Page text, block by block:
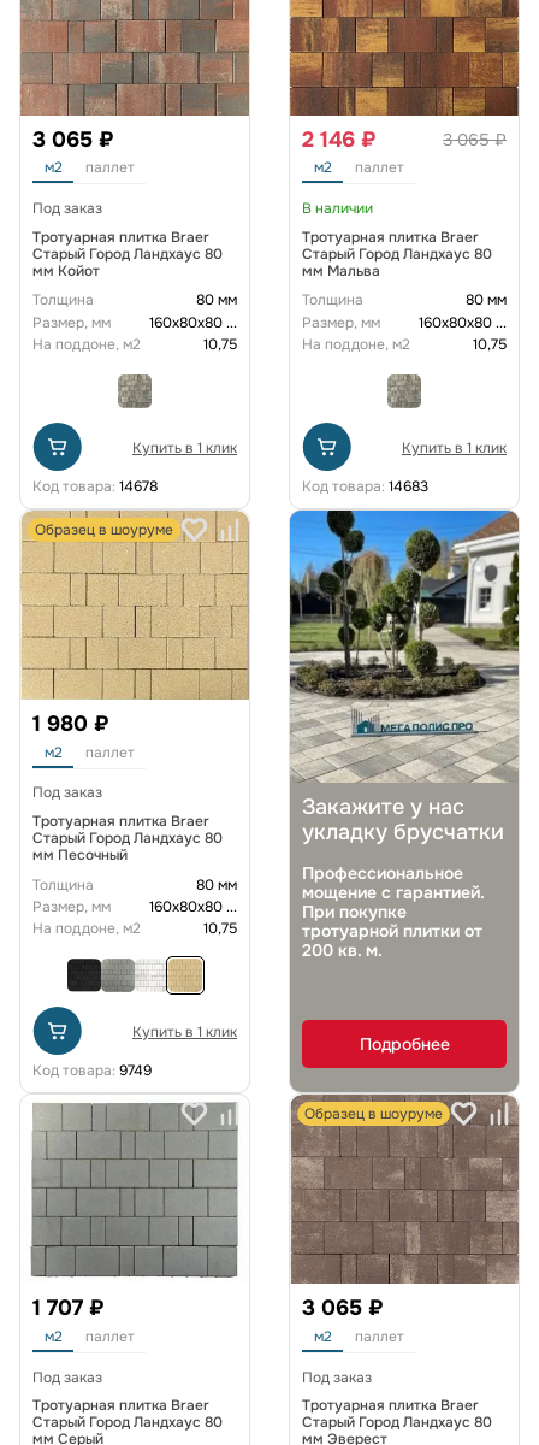
3 065 ₽
м2 паллет
Под заказ
Тротуарная плитка Braer
Старый Город Ландхаус 80
мм Койот
Толщина
80 мм
Размер, мм
160х80х80...
На поддоне, м2
10,75
Купить в 1 клик
Код товара: 14678
3 065 ₽
2 146 ₽
м2 паллет
В наличии
Тротуарная плитка Braer
Старый Город Ландхаус 80
мм Мальва
Толщина
80 мм
Размер, мм
160х80х80...
На поддоне, м2
10,75
Купить в 1 клик
Код товара: 14683
Образец в шоуруме
1 980 ₽
м2 паллет
Под заказ
Тротуарная плитка Braer
Старый Город Ландхаус 80
мм Песочный
Толщина
80 мм
Размер, мм
160х80х80...
На поддоне, м2
10,75
Купить в 1 клик
Код товара: 9749
Закажите у нас
укладку брусчатки
Профессиональное
мощение с гарантией.
При покупке
тротуарной плитки от
200 кв. м.
Подробнее
1 707 ₽
м2 паллет
Под заказ
Тротуарная плитка Braer
Старый Город Ландхаус 80
мм Серый
Образец в шоуруме
3 065 ₽
м2 паллет
Под заказ
Тротуарная плитка Braer
Старый Город Ландхаус 80
мм Эверест